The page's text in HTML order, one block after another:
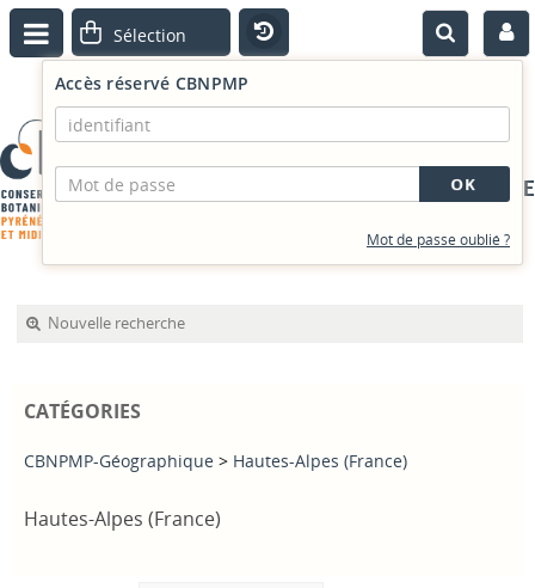
PORTAIL DOCUMENTAIRE
Accès réservé CBNPMP
Mot de passe oublié ?
Nouvelle recherche
CATÉGORIES
CBNPMP-Géographique > Hautes-Alpes (France)
Hautes-Alpes (France)